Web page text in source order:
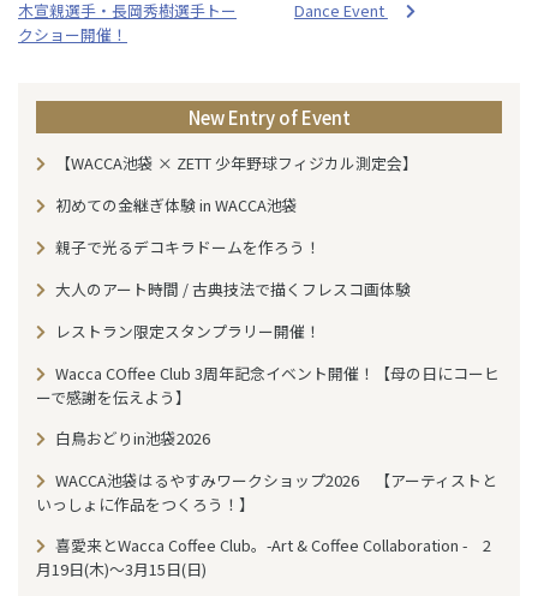
o
k
木宣親選手・長岡秀樹選手トー
クショー開催！
Dance Event
New Entry of Event
【WACCA池袋 × ZETT 少年野球フィジカル測定会】
初めての金継ぎ体験 in WACCA池袋
親子で光るデコキラドームを作ろう！
大人のアート時間 / 古典技法で描くフレスコ画体験
レストラン限定スタンプラリー開催！
Wacca COffee Club 3周年記念イベント開催！【母の日にコーヒ
ーで感謝を伝えよう】
白鳥おどりin池袋2026
WACCA池袋はるやすみワークショップ2026 【アーティストと
いっしょに作品をつくろう！】
喜愛来とWacca Coffee Club。-Art & Coffee Collaboration - 2
月19日(木)～3月15日(日)